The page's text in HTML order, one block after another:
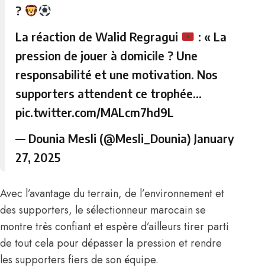
?
La réaction de Walid Regragui
: « La
pression de jouer à domicile ? Une
responsabilité et une motivation. Nos
supporters attendent ce trophée…
pic.twitter.com/MALcm7hd9L
— Dounia Mesli (@Mesli_Dounia)January
27, 2025
Avec l’avantage du terrain, de l’environnement et
des supporters, le sélectionneur marocain se
montre très confiant et espère d’ailleurs tirer parti
de tout cela pour dépasser la pression et rendre
les supporters fiers de son équipe.